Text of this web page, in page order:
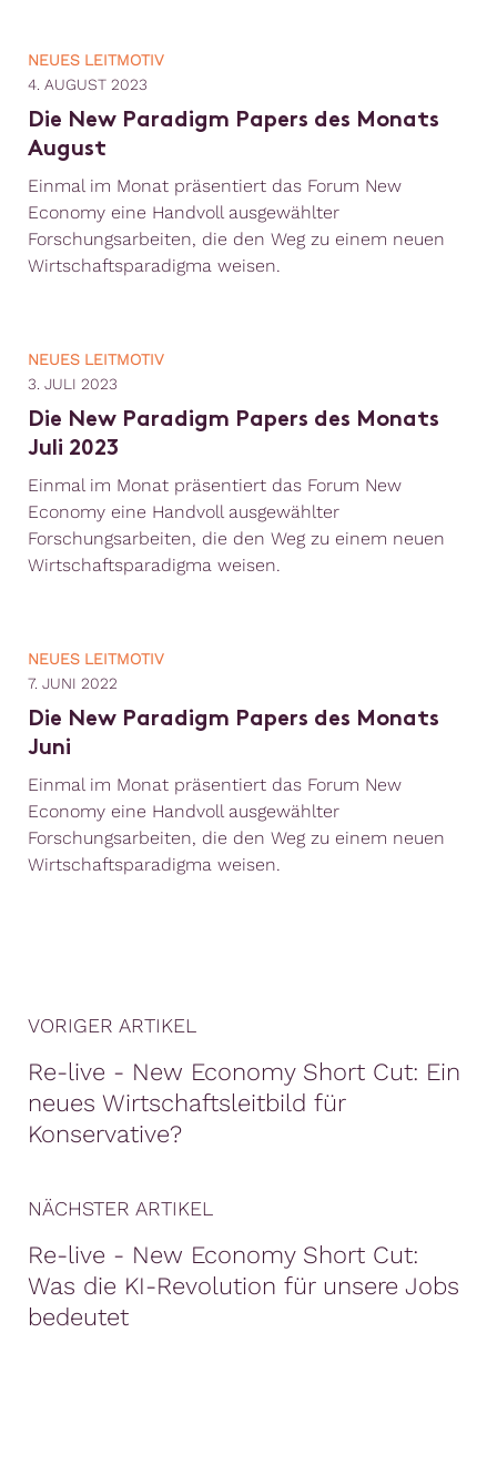
NEUES LEITMOTIV
4. AUGUST 2023
Die New Paradigm Papers des Monats
August
Einmal im Monat präsentiert das Forum New
Economy eine Handvoll ausgewählter
Forschungsarbeiten, die den Weg zu einem neuen
Wirtschaftsparadigma weisen.
NEUES LEITMOTIV
3. JULI 2023
Die New Paradigm Papers des Monats
Juli 2023
Einmal im Monat präsentiert das Forum New
Economy eine Handvoll ausgewählter
Forschungsarbeiten, die den Weg zu einem neuen
Wirtschaftsparadigma weisen.
NEUES LEITMOTIV
7. JUNI 2022
Die New Paradigm Papers des Monats
Juni
Einmal im Monat präsentiert das Forum New
Economy eine Handvoll ausgewählter
Forschungsarbeiten, die den Weg zu einem neuen
Wirtschaftsparadigma weisen.
VORIGER ARTIKEL
Re-live - New Economy Short Cut: Ein
neues Wirtschaftsleitbild für
Konservative?
NÄCHSTER ARTIKEL
Re-live - New Economy Short Cut:
Was die KI-Revolution für unsere Jobs
bedeutet